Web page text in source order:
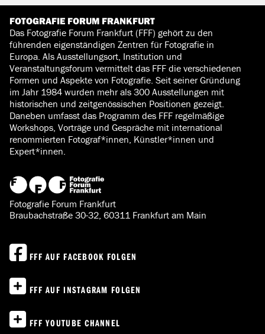
FOTOGRAFIE FORUM FRANKFURT
Das Fotografie Forum Frankfurt (FFF) gehört zu den
führenden eigenständigen Zentren für Fotografie in
Europa. Als Ausstellungsort, Institution und
Veranstaltungsforum vermittelt das FFF die verschiedenen
Formen und Aspekte von Fotografie. Seit seiner Gründung
im Jahr 1984 wurden mehr als 300 Ausstellungen mit
historischen und zeitgenössischen Positionen gezeigt.
Daneben umfasst das Programm des FFF regelmäßige
Workshops, Vorträge und Gespräche mit international
renommierten Fotograf*innen, Künstler*innen und
Expert*innen.
Fotografie Forum Frankfurt
Braubachstraße 30-32, 60311 Frankfurt am Main
FFF AUF FACEBOOK FOLGEN
FFF AUF INSTAGRAM FOLGEN
FFF YOUTUBE CHANNEL